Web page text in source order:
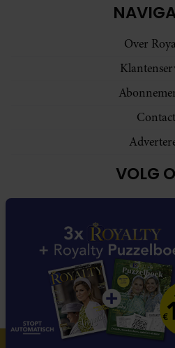
Over
Contact
VOLG
Royalty participeert in diverse affiliate
dat Royalty commissies ontvangt voor
Deze website wordt niet gesponsord door